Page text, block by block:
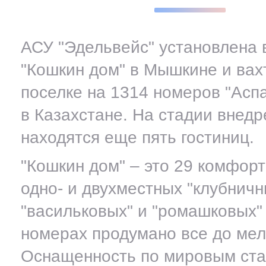
АСУ "Эдельвейс" установлена
"Кошкин дом" в Мышкине и
поселке на 1314 номеров
в Казахстане. На стадии
находятся еще пять гостиниц.
"Кошкин дом" – это 29
одно- и двухместных
"васильковых" и
номерах продумано все до
Оснащенность по мировым